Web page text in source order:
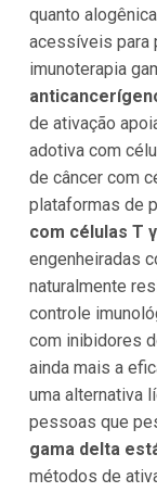
quanto
acessíveis para
imunoterapia
de ativação
adotiva com
de câncer com
plataformas de
com células T
engenheiradas
naturalmente
controle
com inibidores
ainda mais a
uma alternativa
pessoas que
gama delta
métodos de